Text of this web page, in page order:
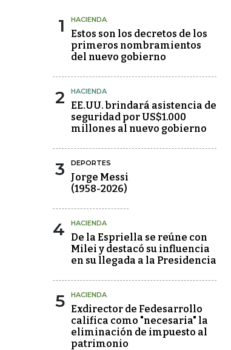
1 HACIENDA
Estos son los decretos de los
primeros nombramientos
del nuevo gobierno
2 HACIENDA
EE.UU. brindará asistencia de
seguridad por US$1.000
millones al nuevo gobierno
3 DEPORTES
Jorge Messi
(1958-2026)
4 HACIENDA
De la Espriella se reúne con
Milei y destacó su influencia
en su llegada a la Presidencia
5 HACIENDA
Exdirector de Fedesarrollo
califica como "necesaria" la
eliminación de impuesto al
patrimonio